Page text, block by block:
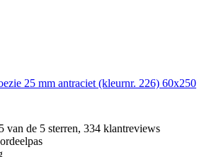
25 mm antraciet (kleurnr. 226) 60x250
van de 5 sterren, 334 klantreviews